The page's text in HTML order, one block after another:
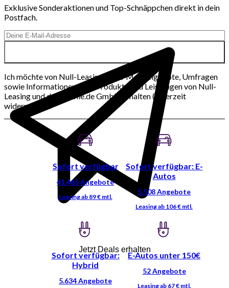
Exklusive Sonderaktionen und Top-Schnäppchen direkt in dein
Postfach.
Jetzt Deals erhalten
Ich möchte von Null-Leasing per E-Mail Angebote, Umfragen
sowie Informationen über Produkte und Leistungen von Null-
Leasing und der mobile.de GmbH erhalten (jederzeit
widerrufbar).
Sofort verfügbar
Sofort verfügbar: E-
Autos
Sofort verfügbar:
Hybrid
E-Autos unter 150€